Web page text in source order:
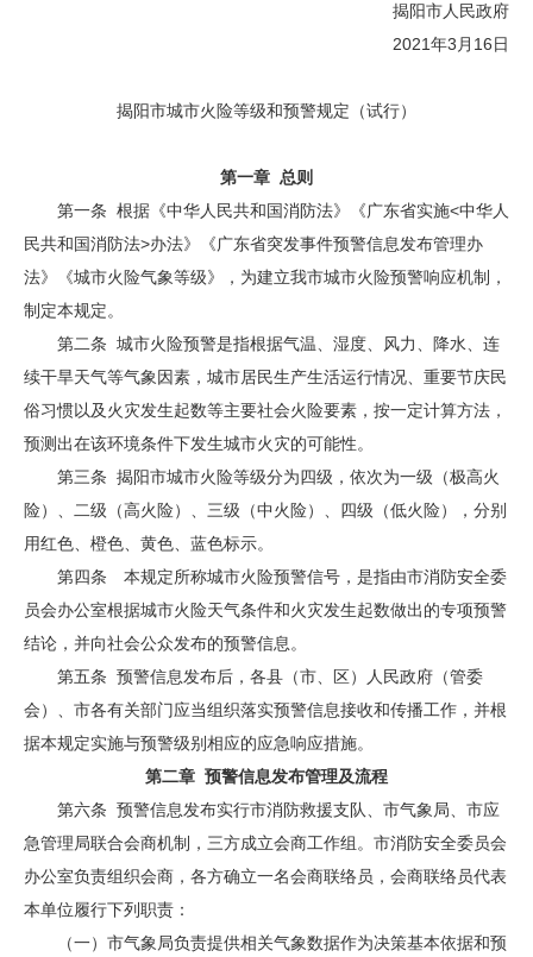
揭阳市人民政府
2021年3月16日
揭阳市城市火险等级和预警规定（试行）
第一章 总则
第一条 根据《中华人民共和国消防法》《广东省实施<中华人
民共和国消防法>办法》《广东省突发事件预警信息发布管理办
法》《城市火险气象等级》，为建立我市城市火险预警响应机制，
制定本规定。
第二条 城市火险预警是指根据气温、湿度、风力、降水、连
续干旱天气等气象因素，城市居民生产生活运行情况、重要节庆民
俗习惯以及火灾发生起数等主要社会火险要素，按一定计算方法，
预测出在该环境条件下发生城市火灾的可能性。
第三条 揭阳市城市火险等级分为四级，依次为一级（极高火
险）、二级（高火险）、三级（中火险）、四级（低火险），分别
用红色、橙色、黄色、蓝色标示。
第四条 本规定所称城市火险预警信号，是指由市消防安全委
员会办公室根据城市火险天气条件和火灾发生起数做出的专项预警
结论，并向社会公众发布的预警信息。
第五条 预警信息发布后，各县（市、区）人民政府（管委
会）、市各有关部门应当组织落实预警信息接收和传播工作，并根
据本规定实施与预警级别相应的应急响应措施。
第二章 预警信息发布管理及流程
第六条 预警信息发布实行市消防救援支队、市气象局、市应
急管理局联合会商机制，三方成立会商工作组。市消防安全委员会
办公室负责组织会商，各方确立一名会商联络员，会商联络员代表
本单位履行下列职责：
（一）市气象局负责提供相关气象数据作为决策基本依据和预